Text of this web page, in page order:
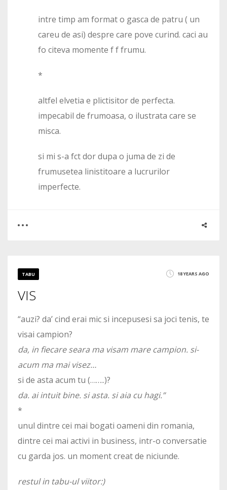
intre timp am format o gasca de patru ( un
careu de asi) despre care pove curind. caci au
fo citeva momente f f frumu.
*
altfel elvetia e plictisitor de perfecta.
impecabil de frumoasa, o ilustrata care se
misca.
si mi s-a fct dor dupa o juma de zi de
frumusetea linistitoare a lucrurilor
imperfecte.
1969
TABU 18 YEARS AGO
VIS
“auzi? da’ cind erai mic si incepusesi sa joci tenis, te
visai campion?
da, in fiecare seara ma visam mare campion. si-
acum ma mai visez…
si de asta acum tu (……..)?
da. ai intuit bine. si asta. si aia cu hagi.”
*
unul dintre cei mai bogati oameni din romania,
dintre cei mai activi in business, intr-o conversatie
cu garda jos. un moment creat de niciunde.
restul in tabu-ul viitor:)